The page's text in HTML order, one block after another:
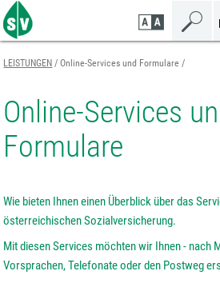
Zum
Seiteninhalt
springen
Zur
Navigation
springen
Zur
Mobilen
Navigation
springen
LEISTUNGEN Online-Services und Formulare
Online-Services
Formulare
Wie bieten Ihnen einen Überblick über das
österreichischen Sozialversicherung.
Mit diesen Services möchten wir Ihnen - nach
Vorsprachen, Telefonate oder den Postweg